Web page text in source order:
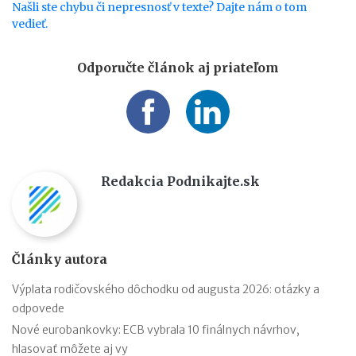
Našli ste chybu či nepresnosť v texte? Dajte nám o tom
vedieť.
Odporučte článok aj priateľom
Redakcia Podnikajte.sk
Články autora
Výplata rodičovského dôchodku od augusta 2026: otázky a
odpovede
Nové eurobankovky: ECB vybrala 10 finálnych návrhov,
hlasovať môžete aj vy